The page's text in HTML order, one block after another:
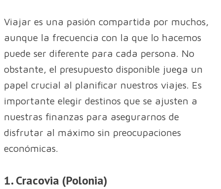
Viajar es una pasión compartida por muchos,
aunque la frecuencia con la que lo hacemos
puede ser diferente para cada persona. No
obstante, el presupuesto disponible juega un
papel crucial al planificar nuestros viajes. Es
importante elegir destinos que se ajusten a
nuestras finanzas para asegurarnos de
disfrutar al máximo sin preocupaciones
económicas.
1. Cracovia (Polonia)